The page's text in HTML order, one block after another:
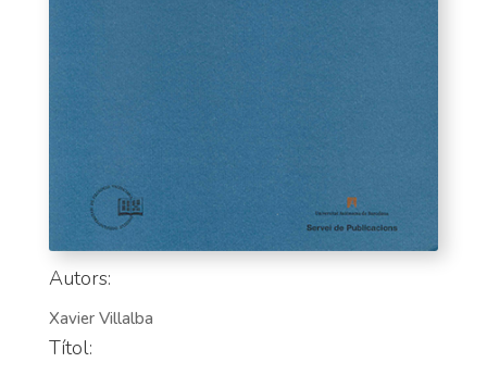
Autors:
Xavier Villalba
Títol: